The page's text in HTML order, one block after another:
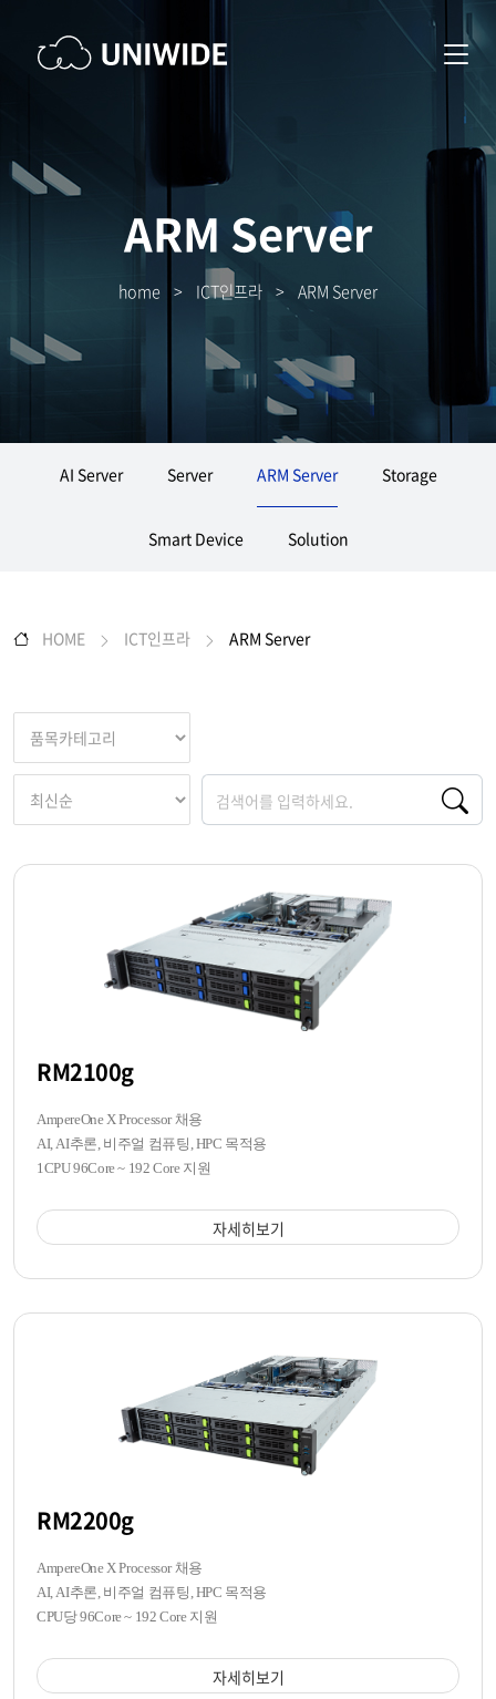
ARM Server
home > ICT인프라 > ARM Server
AI Server Server ARM Server Storage
Smart Device Solution
HOME ICT인프라 ARM Server
RM2100g
AmpereOne X Processor 채용
AI, AI추론, 비주얼 컴퓨팅, HPC 목적용
1CPU 96Core ~ 192 Core 지원
자세히보기
RM2200g
AmpereOne X Processor 채용
AI, AI추론, 비주얼 컴퓨팅, HPC 목적용
CPU당 96Core ~ 192 Core 지원
자세히보기